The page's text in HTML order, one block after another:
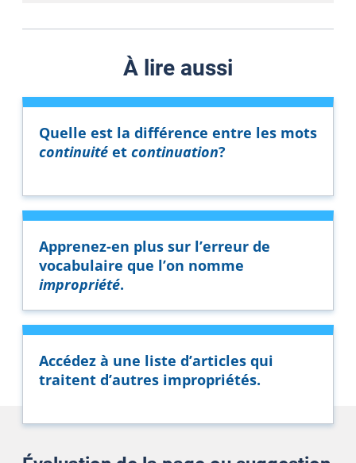
À lire aussi
Quelle est la différence entre les mots
continuité et continuation?
Apprenez-en plus sur l’erreur de
vocabulaire que l’on nomme
impropriété.
Accédez à une liste d’articles qui
traitent d’autres impropriétés.